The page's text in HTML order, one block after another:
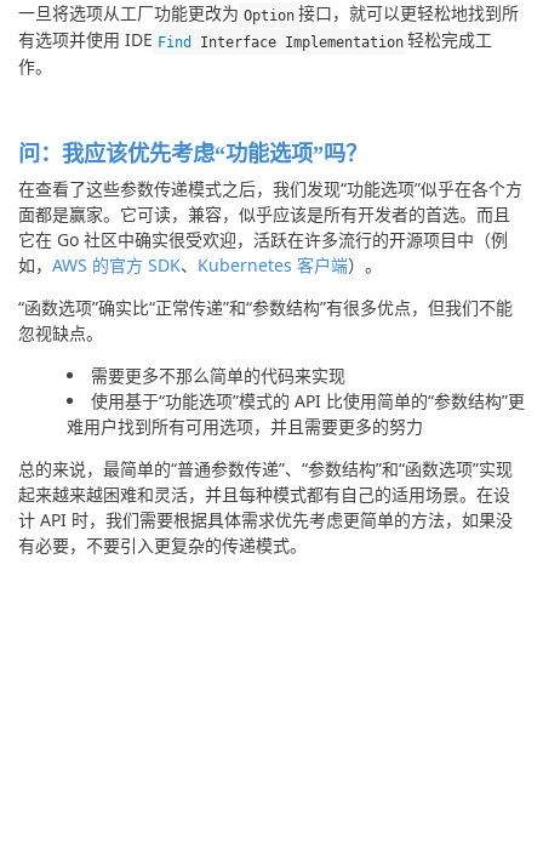
一旦将选项从工厂功能更改为 Option 接口，就可以更轻松地找到所
有选项并使用 IDE Find Interface Implementation 轻松完成工
作。
问：我应该优先考虑“功能选项”吗？
在查看了这些参数传递模式之后，我们发现“功能选项”似乎在各个方
面都是赢家。它可读，兼容，似乎应该是所有开发者的首选。而且
它在 Go 社区中确实很受欢迎，活跃在许多流行的开源项目中（例
如， AWS 的官方 SDK、 Kubernetes 客户端）。
“函数选项”确实比“正常传递”和“参数结构”有很多优点，但我们不能
忽视缺点。
需要更多不那么简单的代码来实现
使用基于“功能选项”模式的 API 比使用简单的“参数结构”更
难用户找到所有可用选项，并且需要更多的努力
总的来说，最简单的“普通参数传递”、“参数结构”和“函数选项”实现
起来越来越困难和灵活，并且每种模式都有自己的适用场景。在设
计 API 时，我们需要根据具体需求优先考虑更简单的方法，如果没
有必要，不要引入更复杂的传递模式。